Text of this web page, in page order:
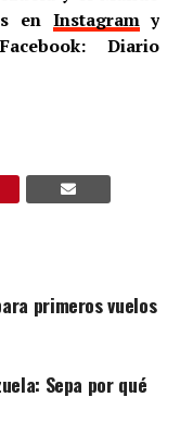
en Instagramy
Diario
primeros vuelos
Sepa por qué